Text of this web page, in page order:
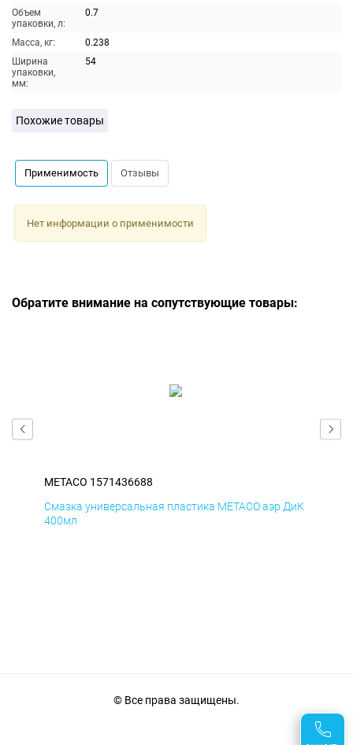
Объем
упаковки, л:
0.7
Масса, кг:
0.238
Ширина
упаковки,
мм:
54
Похожие товары
Применимость Отзывы
Нет информации о применимости
Обратите внимание на сопутствующие товары:
METACO 1571436688
Смазка универсальная пластика METACO аэр ДиК
400мл
© Все права защищены.